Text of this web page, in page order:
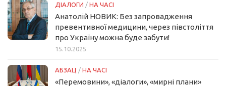
ДІАЛОГИ / НА ЧАСІ
Анатолій НОВИК: Без запровадження
превентивної медицини, через півстоліття
про Україну можна буде забути!
15.10.2025
АБЗАЦ / НА ЧАСІ
«Перемовини», «діалоги», «мирні плани»